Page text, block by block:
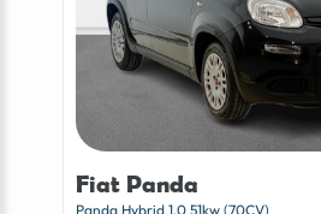
Fiat Panda
Panda Hybrid 1.0 51kw (70CV)